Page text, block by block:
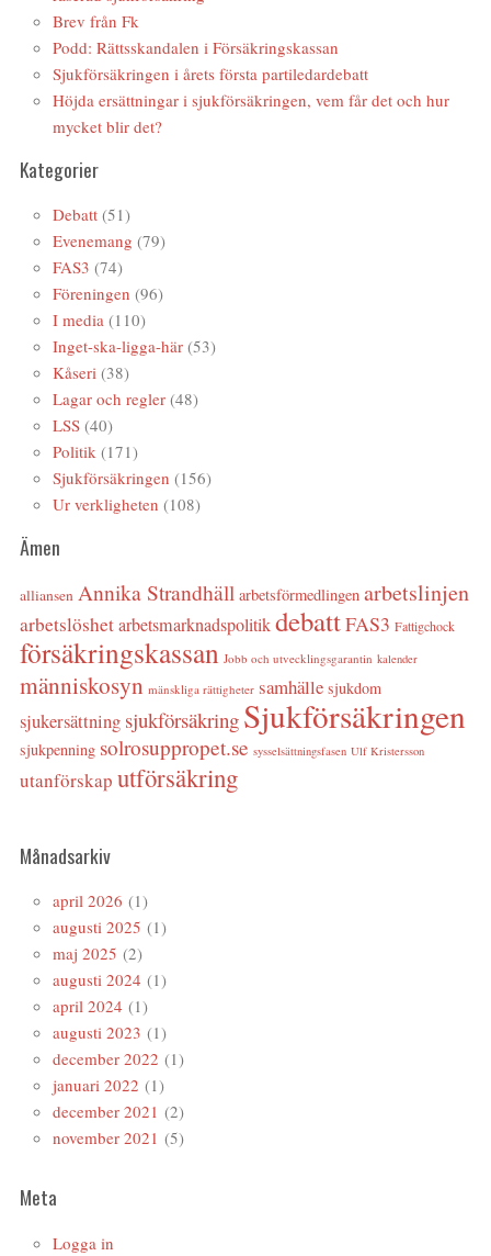
Brev från Fk
Podd: Rättsskandalen i Försäkringskassan
Sjukförsäkringen i årets första partiledardebatt
Höjda ersättningar i sjukförsäkringen, vem får det och hur
mycket blir det?
Kategorier
Debatt(51)
Evenemang (79)
FAS3 (74)
Föreningen (96)
I media(110)
Inget-ska-ligga-här(53)
Kåseri(38)
Lagar och regler(48)
LSS(40)
Politik(171)
Sjukförsäkringen (156)
Ur verkligheten (108)
Ämen
alliansen Annika Strandhäll arbetsförmedlingen arbetslinjen
arbetslöshet arbetsmarknadspolitik debattFAS3 Fattigchock
försäkringskassan Jobb och utvecklingsgarantin kalender
människosyn mänskliga rättigheter samhälle sjukdom
sjukersättning sjukförsäkring Sjukförsäkringen
sjukpenning solrosuppropet.se sysselsättningsfasen Ulf Kristersson
utanförskap utförsäkring
Månadsarkiv
april 2026 (1)
augusti 2025 (1)
maj 2025 (2)
augusti 2024 (1)
april 2024 (1)
augusti 2023 (1)
december 2022 (1)
januari 2022 (1)
december 2021 (2)
november 2021 (5)
Meta
Logga in